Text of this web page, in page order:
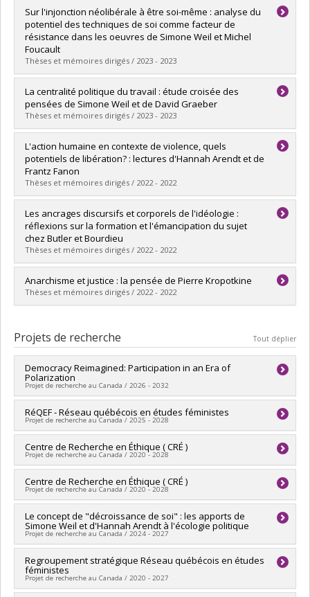
Diplômé(e) :Maheux Diaz, Alexandre
Cycle :Maîtrise
Diplôme obtenu :M.A.
Lien vers le document dans Papyrus
Sur l'injonction néolibérale à être soi-même : analyse du
potentiel des techniques de soi comme facteur de
résistance dans les oeuvres de Simone Weil et Michel
Foucault
Thèses et mémoires dirigés / 2023 - 2023
Diplômé(e) :M'Bama, Dimitri
Cycle :Doctorat
Diplôme obtenu :Ph. D.
Lien vers le document dans Papyrus
La centralité politique du travail : étude croisée des
pensées de Simone Weil et de David Graeber
Thèses et mémoires dirigés / 2023 - 2023
Diplômé(e) :Crépeau, Alexandre
Cycle :Maîtrise
Diplôme obtenu :
Lien vers le document dans Papyrus
L'action humaine en contexte de violence, quels
potentiels de libération? : lectures d'Hannah Arendt et de
Frantz Fanon
Thèses et mémoires dirigés / 2022 - 2022
Diplômé(e) : Paré, Éléonore
Cycle :Maîtrise
Diplôme obtenu :M. Sc.
Lien vers le document dans Papyrus
Les ancrages discursifs et corporels de l'idéologie :
réflexions sur la formation et l'émancipation du sujet
chez Butler et Bourdieu
Thèses et mémoires dirigés / 2022 - 2022
Diplômé(e) :Perron, Justine
Cycle : Maîtrise
Diplôme obtenu :M. Sc.
Anarchisme et justice : la pensée de Pierre Kropotkine
Thèses et mémoires dirigés / 2022 - 2022
Cycle : Maîtrise
Diplôme obtenu :M. Sc.
Lien vers le document dans Papyrus
Projets de recherche Tout déplier
Democracy Reimagined: Participation in an Era of
Polarization
Projet de recherche au Canada / 2026 - 2032
Chercheur principal :Laurie Beaudonnet
Co-chercheurs :Pascale Devette,Catherine Ouellet
Sources de financement :CRSH/Conseil de recherches en
sciences humaines du Canada
Programmes de subvention :
RéQEF - Réseau québécois en études féministes
Projet de recherche au Canada / 2025 - 2028
Chercheur principal : Nancy Aumais
Co-chercheurs :Pascale Devette
Sources de financement :FRQSC/Fonds de recherche du
Québec - Société et culture (FQRSC)
Programmes de subvention :
Centre de Recherche en Éthique ( CRÉ )
Projet de recherche au Canada / 2020 - 2028
Chercheur principal : Ryoa Chung,Christine Tappolet
Co-chercheurs :Charles Blattberg,
Rousseau,Éric Racine,Luc B. Tremblay,Bryn Williams-Jones,
Frédéric Mérand,Cynthia E. Milton,Kathryn Furlong,
Dietsch,Marie-Chantal Fortin,Christian Nadeau,Vardit
Ravitsky,Christophe Abrassart,Nathalie Orr Gaucher,Marc-
Antoine Dilhac,Sébastien Rioux,Anne Hudon ,Aude Bandini,
Pascale Devette
Jonathan Simon Denise Celentano
Catherine Lu,Gregory M. Mikkelson
Hirose,Jacob Levy,Natalie Stoljar,William Roberts,Kristin
Centre de Recherche en Éthique ( CRÉ )
Projet de recherche au Canada / 2020 - 2028
Chercheur principal :Ryoa Chung,Christine Tappolet
Co-chercheurs :Charles Blattberg,Mira Johri ,Stéphane
Rousseau
Chantal Fortin, Christian Nadeau,Augustin Simard,Vardit
Ravitsky,Christophe Abrassart,Nathalie Orr Gaucher
Antoine Dilhac,Sébastien Rioux,Anne Hudon,Aude Bandini,
Le concept de "décroissance de soi" : les apports de
Simone Weil et d'Hannah Arendt à l'écologie politique
Projet de recherche au Canada / 2024 - 2027
Chercheur principal :Pascale Devette
Sources de financement :CRSH/Conseil de recherches en
sciences humaines du Canada
Regroupement stratégique Réseau québécois en études
féministes
Projet de recherche au Canada / 2020 - 2027